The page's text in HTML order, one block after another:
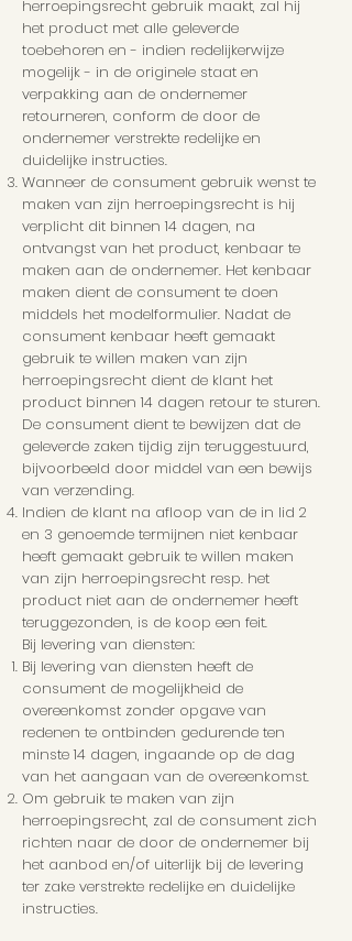
herroepingsrecht gebruik maakt, zal hij
het product met alle geleverde
toebehoren en - indien redelijkerwijze
mogelijk - in de originele staat en
verpakking aan de ondernemer
retourneren, conform de door de
ondernemer verstrekte redelijke en
duidelijke instructies.
Wanneer de consument gebruik wenst te
maken van zijn herroepingsrecht is hij
verplicht dit binnen 14 dagen, na
ontvangst van het product, kenbaar te
maken aan de ondernemer. Het kenbaar
maken dient de consument te doen
middels het modelformulier. Nadat de
consument kenbaar heeft gemaakt
gebruik te willen maken van zijn
herroepingsrecht dient de klant het
product binnen 14 dagen retour te sturen.
De consument dient te bewijzen dat de
geleverde zaken tijdig zijn teruggestuurd,
bijvoorbeeld door middel van een bewijs
van verzending.
Indien de klant na afloop van de in lid 2
en 3 genoemde termijnen niet kenbaar
heeft gemaakt gebruik te willen maken
van zijn herroepingsrecht resp. het
product niet aan de ondernemer heeft
teruggezonden, is de koop een feit.
Bij levering van diensten:
Bij levering van diensten heeft de
consument de mogelijkheid de
overeenkomst zonder opgave van
redenen te ontbinden gedurende ten
minste 14 dagen, ingaande op de dag
van het aangaan van de overeenkomst.
Om gebruik te maken van zijn
herroepingsrecht, zal de consument zich
richten naar de door de ondernemer bij
het aanbod en/of uiterlijk bij de levering
ter zake verstrekte redelijke en duidelijke
instructies.